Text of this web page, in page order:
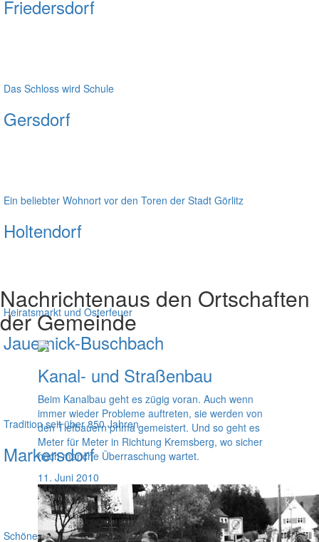
Friedersdorf
Das Schloss wird Schule
Gersdorf
Ein beliebter Wohnort vor den Toren der Stadt Görlitz
Holtendorf
Heiratsmarkt und Osterfeuer
Jauernick-Buschbach
Tradition seit über 850 Jahren
Markersdorf
Schöne Landschaft in der Nähe zur niederschlesischen Metropole
Nachrichtenaus den Ortschaften
der Gemeinde
Kanal- und Straßenbau
Beim Kanalbau geht es zügig voran. Auch wenn
immer wieder Probleme auftreten, sie werden von
den Tiefbauern prima gemeistert. Und so geht es
Meter für Meter in Richtung Kremsberg, wo sicher
noch manche Überraschung wartet.
11. Juni 2010